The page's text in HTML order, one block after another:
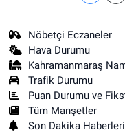
Nöbetçi Eczaneler
Hava Durumu
Kahramanmaraş
Trafik Durumu
Puan Durumu ve
Tüm Manşetler
Son Dakika Haberleri